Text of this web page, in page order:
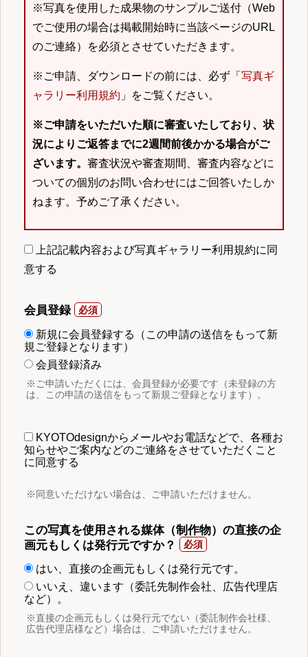
※写真を使用した成果物のサンプルご送付（Web
でご使用の場合は掲載開始時に当該ページのURL
のご連絡）を必須とさせていただきます。
※ご申請、ダウンロードの前には、必ず「 写真ギ
ャラリー利用規約 」をご覧ください。
※ご申請をいただいた順に審査いたしており、状
況によりご返答までに2週間前後かかる場合がご
ざいます。 審査状況や審査期間、審査内容などに
ついての個別のお問い合わせにはご回答いたしか
ねます。予めご了承ください。
上記記載内容および写真ギャラリー利用規約に同
意する
会員登録
新規に会員登録する（この申請の送信をもって新
規ご登録となります）
会員登録済み
※ご申請いただくには、会員登録が必要です（未登録の方
は、この申請の送信をもって新規ご登録となります）。
KYOTOdesignからメールやお電話などで、各種お
知らせやご案内などのご連絡をさせていただくこと
に同意する
※同意いただけない場合は、ご申請いただけません。
この写真を使用される媒体（制作物）の直接の企
画元もしくは発行元ですか？
はい、直接の企画元もしくは発行元です。
いいえ、違います（委託先制作会社、広告代理店
など）。
※直接の企画元もしくは発行元でない（委託制作会社様、
広告代理店様など）場合は、ご申請いただけません。